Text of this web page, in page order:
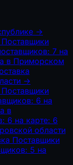
→
Поставщики
7 на
в Приморском
→
Поставщики
6 на
в
6 на карте: 6
области
Поставщики
5 на